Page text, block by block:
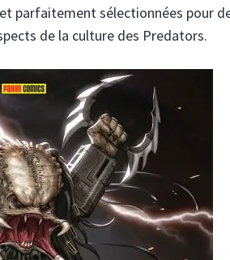
parfaitement sélectionnées pour
de la culture des Predators.